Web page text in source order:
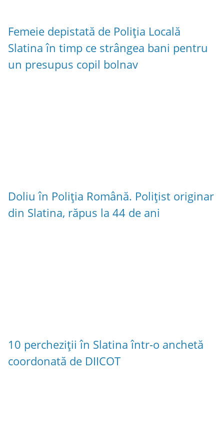
Femeie depistată de Poliția Locală
Slatina în timp ce strângea bani pentru
un presupus copil bolnav
Doliu în Poliția Română. Polițist originar
din Slatina, răpus la 44 de ani
10 percheziții în Slatina într-o anchetă
coordonată de DIICOT